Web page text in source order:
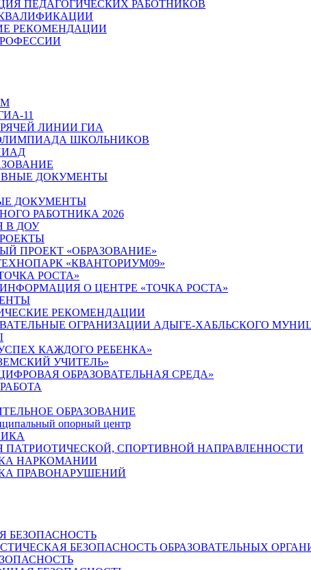
ПЕДАГОГИЧЕСКИХ РАБОТНИКОВ
РЕКОМЕНДАЦИИ
11
ЛИНИИ ГИА
ШКОЛЬНИКОВ
ДОКУМЕНТЫ
ДОКУМЕНТЫ
РАБОТНИКА 2026
В ДОУ
ПРОЕКТ «ОБРАЗОВАНИЕ»
«КВАНТОРИУМ09»
РОСТА»
О ЦЕНТРЕ «ТОЧКА РОСТА»
РЕКОМЕНДАЦИИ
ОГРАНИЗАЦИИ АДЫГЕ-ХАБЛЬСКОГО
КАЖДОГО РЕБЕНКА»
УЧИТЕЛЬ»
ОБРАЗОВАТЕЛЬНАЯ СРЕДА»
ОБРАЗОВАНИЕ
опорный центр
ПАТРИОТИЧЕСКОЙ, СПОРТИВНОЙ НАПРАВЛЕННОСТИ
НАРКОМАНИИ
ПРАВОНАРУШЕНИЙ
БЕЗОПАСНОСТЬ
БЕЗОПАСНОСТЬ ОБРАЗОВАТЕЛЬНЫХ